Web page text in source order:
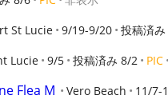
St Lucie 9/19-9/20 投稿済
Lucie 9/5 投稿済み 8/2 PIC
Flea M Vero Beach 11/7-